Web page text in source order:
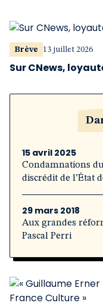
Brève 13 juillet 2026
Sur CNews,
15 avril 2025
Condamnations
discrédit de l’État
29 mars 2018
Aux grandes
Pascal Perri